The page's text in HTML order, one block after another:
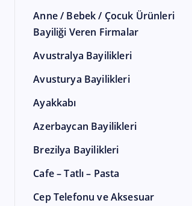
Anne / Bebek / Çocuk Ürünleri
Bayiliği Veren Firmalar
Avustralya Bayilikleri
Avusturya Bayilikleri
Ayakkabı
Azerbaycan Bayilikleri
Brezilya Bayilikleri
Cafe – Tatlı – Pasta
Cep Telefonu ve Aksesuar